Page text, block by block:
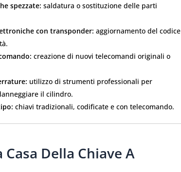
spezzate: saldatura o sostituzione delle parti
con transponder: aggiornamento del codice
creazione di nuovi telecomandi originali o
utilizzo di strumenti professionali per
il cilindro.
chiavi tradizionali, codificate e con telecomando.
Casa Della Chiave A